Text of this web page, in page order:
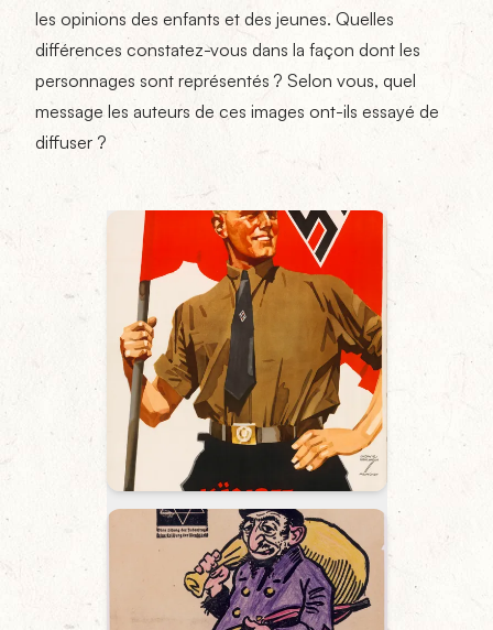
les opinions des enfants et des jeunes. Quelles
différences constatez-vous dans la façon dont les
personnages sont représentés ? Selon vous, quel
message les auteurs de ces images ont-ils essayé de
diffuser ?